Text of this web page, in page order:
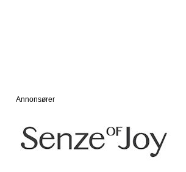
Annonsører